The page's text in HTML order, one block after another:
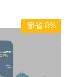
節省 8%